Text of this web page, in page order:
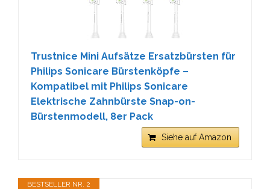
Trustnice Mini Aufsätze Ersatzbürsten für
Philips Sonicare Bürstenköpfe –
Kompatibel mit Philips Sonicare
Elektrische Zahnbürste Snap-on-
Bürstenmodell, 8er Pack
Siehe auf Amazon
BESTSELLER NR. 2